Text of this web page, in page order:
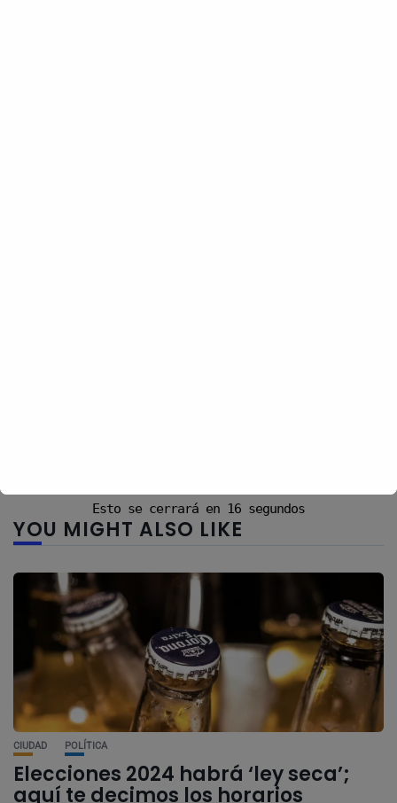
YOU MIGHT ALSO LIKE
CIUDAD POLÍTICA
Elecciones 2024 habrá ‘ley seca’;
aquí te decimos los horarios
Esto se cerrará en 16 segundos